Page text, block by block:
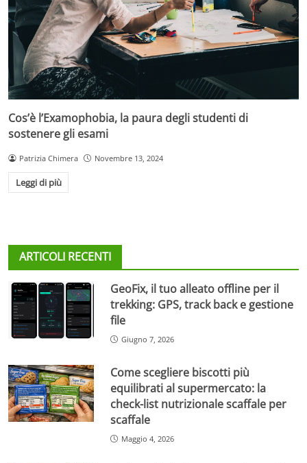
Cos’è l’Examophobia, la paura degli studenti di
sostenere gli esami
Patrizia Chimera Novembre 13, 2024
Leggi di più
ARTICOLI RECENTI
GeoFix, il tuo alleato offline per il
trekking: GPS, track back e gestione
file
Giugno 7, 2026
Come scegliere biscotti più
equilibrati al supermercato: la
check-list nutrizionale scaffale per
scaffale
Maggio 4, 2026